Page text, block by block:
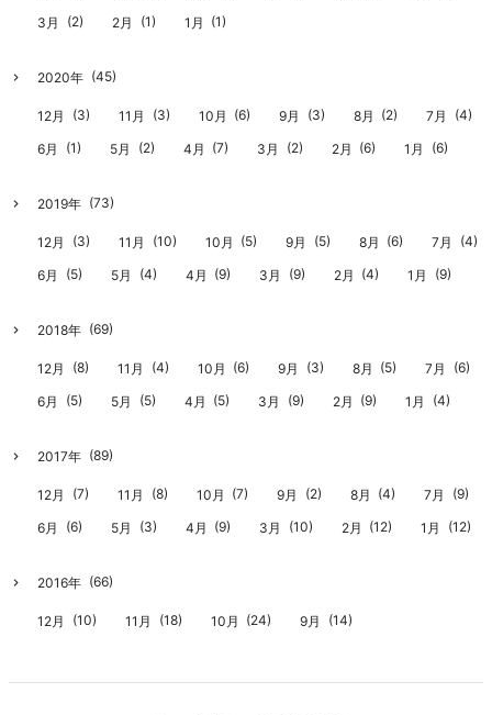
3月 (2) 2月 (1) 1月 (1)
2020年 (45)
12月 (3) 11月 (3) 10月 (6) 9月 (3) 8月 (2) 7月 (4)
6月 (1) 5月 (2) 4月 (7) 3月 (2) 2月 (6) 1月 (6)
2019年 (73)
12月 (3) 11月 (10) 10月 (5) 9月 (5) 8月 (6) 7月 (4)
6月 (5) 5月 (4) 4月 (9) 3月 (9) 2月 (4) 1月 (9)
2018年 (69)
12月 (8) 11月 (4) 10月 (6) 9月 (3) 8月 (5) 7月 (6)
6月 (5) 5月 (5) 4月 (5) 3月 (9) 2月 (9) 1月 (4)
2017年 (89)
12月 (7) 11月 (8) 10月 (7) 9月 (2) 8月 (4) 7月 (9)
6月 (6) 5月 (3) 4月 (9) 3月 (10) 2月 (12) 1月 (12)
2016年 (66)
12月 (10) 11月 (18) 10月 (24) 9月 (14)